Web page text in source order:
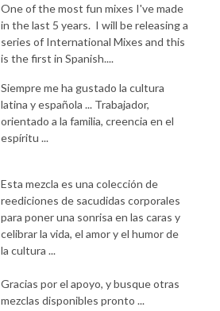
One of the most fun mixes I've made
in the last 5 years. I will be releasing a
series of International Mixes and this
is the first in Spanish....
Siempre me ha gustado la cultura
latina y española ... Trabajador,
orientado a la familia, creencia en el
espíritu ...
Esta mezcla es una colección de
reediciones de sacudidas corporales
para poner una sonrisa en las caras y
celibrar la vida, el amor y el humor de
la cultura ...
Gracias por el apoyo, y busque otras
mezclas disponibles pronto ...